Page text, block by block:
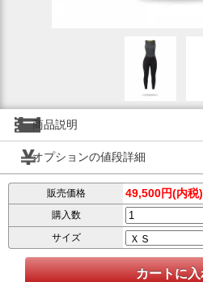
商品説明
オプションの値段詳細
販売価格 49,500円(内税)
購入数
サイズ